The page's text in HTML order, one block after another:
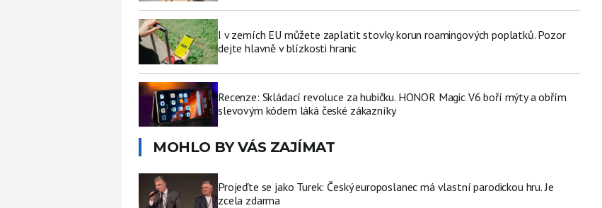
I v zemích EU můžete zaplatit stovky korun roamingových poplatků. Pozor
dejte hlavně v blízkosti hranic
Recenze: Skládací revoluce za hubičku. HONOR Magic V6 boří mýty a obřím
slevovým kódem láká české zákazníky
MOHLO BY VÁS ZAJÍMAT
Projeďte se jako Turek: Český europoslanec má vlastní parodickou hru. Je
zcela zdarma